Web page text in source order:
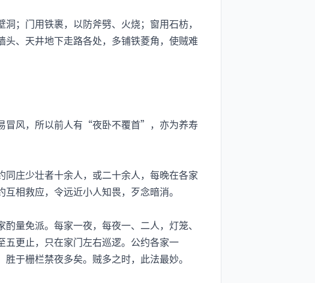
；门用铁裹，以防斧劈、火烧；窗用石枋，
、天井地下走路各处，多铺铁菱角，使贼难
冒风，所以前人有“夜卧不覆首”，亦为养寿
庄少壮者十余人，或二十余人，每晚在各家
相救应，令远近小人知畏，歹念暗消。
免派。每家一夜，每夜一、二人，灯笼、
更止，只在家门左右巡逻。公约各家一
于栅栏禁夜多矣。贼多之时，此法最妙。